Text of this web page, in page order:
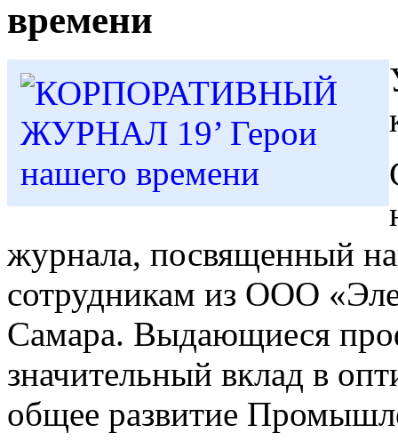
времени
журнала, посвященный
сотрудникам из ООО
Самара. Выдающиеся
значительный вклад в
общее развитие